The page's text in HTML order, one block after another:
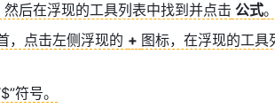
然后在浮现的工具列表中找到并点击 公式
，点击左侧浮现的 + 图标，在浮现的工具
符号。